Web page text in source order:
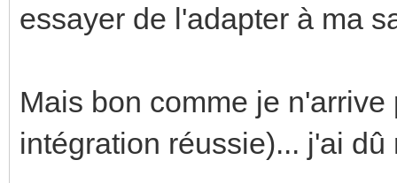
essayer de l'adapter à ma
Mais bon comme je
intégration réussie)... j'ai